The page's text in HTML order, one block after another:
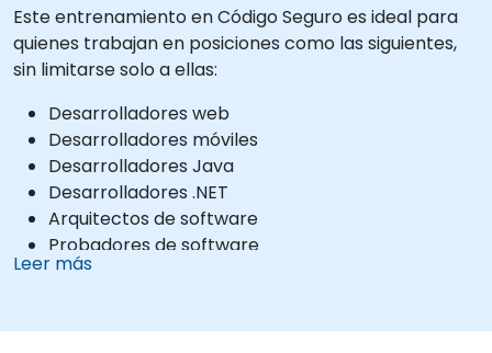
Este entrenamiento en Código Seguro es ideal para
quienes trabajan en posiciones como las siguientes,
sin limitarse solo a ellas:
Desarrolladores web
Desarrolladores móviles
Desarrolladores Java
Desarrolladores .NET
Arquitectos de software
Probadores de software
Profesionales de la seguridad
Leer más